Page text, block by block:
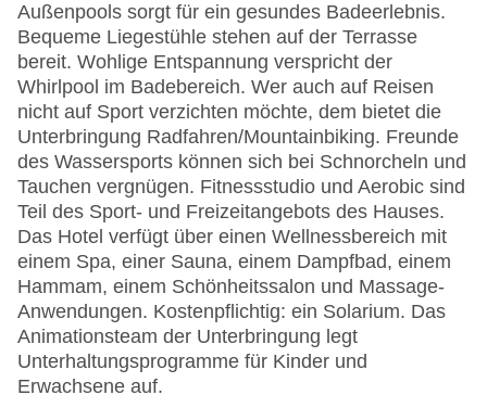
Außenpools sorgt für ein gesundes Badeerlebnis.
Bequeme Liegestühle stehen auf der Terrasse
bereit. Wohlige Entspannung verspricht der
Whirlpool im Badebereich. Wer auch auf Reisen
nicht auf Sport verzichten möchte, dem bietet die
Unterbringung Radfahren/Mountainbiking. Freunde
des Wassersports können sich bei Schnorcheln und
Tauchen vergnügen. Fitnessstudio und Aerobic sind
Teil des Sport- und Freizeitangebots des Hauses.
Das Hotel verfügt über einen Wellnessbereich mit
einem Spa, einer Sauna, einem Dampfbad, einem
Hammam, einem Schönheitssalon und Massage-
Anwendungen. Kostenpflichtig: ein Solarium. Das
Animationsteam der Unterbringung legt
Unterhaltungsprogramme für Kinder und
Erwachsene auf.